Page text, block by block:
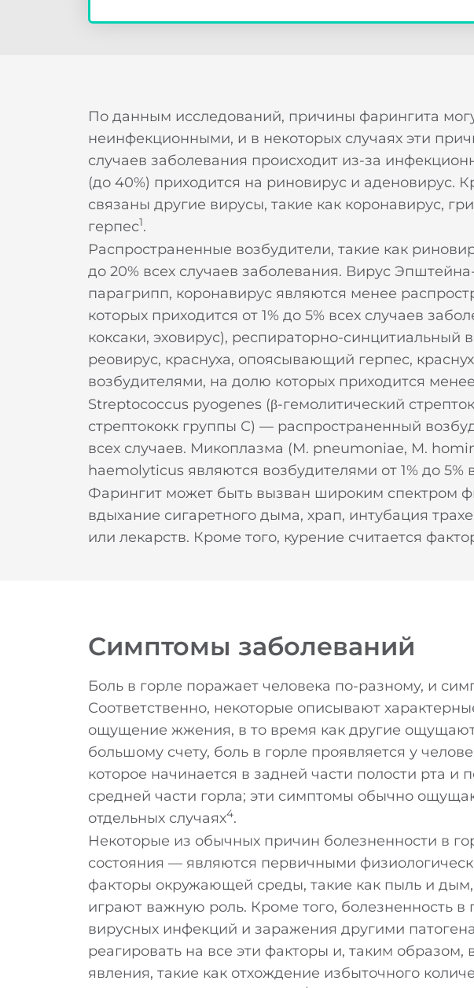
По данным исследований, причины фарингита
неинфекционными, и в некоторых случаях эти
случаев заболевания происходит из-за
(до 40%) приходится на риновирус и аденовирус.
связаны другие вирусы, такие как коронавирус,
герпес1.
Распространенные возбудители, такие как
до 20% всех случаев заболевания. Вирус
парагрипп, коронавирус являются менее
которых приходится от 1% до 5% всех случаев
коксаки, эховирус), респираторно-синцитиальный
реовирус, краснуха, опоясывающий герпес,
возбудителями, на долю которых приходится
Streptococcus pyogenes (β-гемолитический
стрептококк группы С) — распространенный
всех случаев. Микоплазма (M. pneumoniae, M.
haemolyticus являются возбудителями от 1% до 5%
Фарингит может быть вызван широким спектром
вдыхание сигаретного дыма, храп, интубация
или лекарств. Кроме того, курение считается
Симптомы заболеваний
Боль в горле поражает человека по-разному, и
Соответственно, некоторые описывают
ощущение жжения, в то время как другие
большому счету, боль в горле проявляется у
которое начинается в задней части полости рта и
средней части горла; эти симптомы обычно
отдельных случаях4.
Некоторые из обычных причин болезненности в
состояния — являются первичными
факторы окружающей среды, такие как пыль и
играют важную роль. Кроме того, болезненность в
вирусных инфекций и заражения другими
реагировать на все эти факторы и, таким
явления, такие как отхождение избыточного